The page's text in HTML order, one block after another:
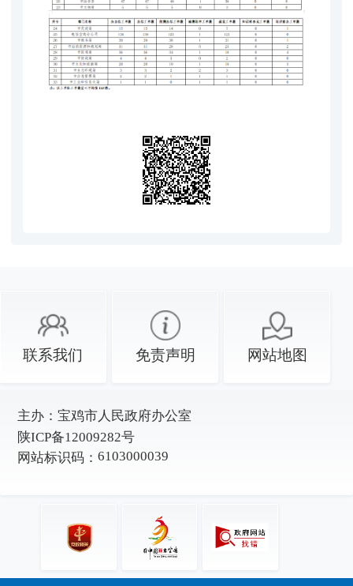
联系我们 免责声明 网站地图
主办： 宝鸡市人民政府办公室
陕ICP备12009282号
网站标识码： 6103000039